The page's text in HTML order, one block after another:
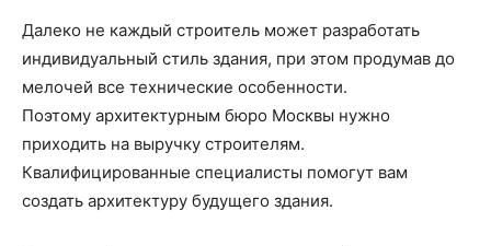
Далеко не каждый строитель может разработать
индивидуальный стиль здания, при этом продумав до
мелочей все технические особенности.
Поэтому архитектурным бюро Москвы нужно
приходить на выручку строителям.
Квалифицированные специалисты помогут вам
создать архитектуру будущего здания.